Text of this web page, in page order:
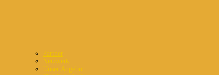
Partner
Netzwerk
Unser Angebot